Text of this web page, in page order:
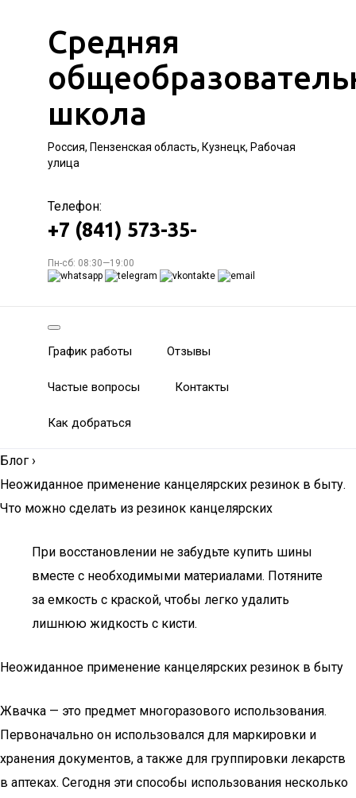
Средняя
школа
Россия, Пензенская область, Кузнецк, Рабочая
улица
Телефон:
+7 (841) 573-35-
Пн-сб: 08:30—19:00
График работы Отзывы
Частые вопросы Контакты
Как добраться
Блог ›
Неожиданное применение канцелярских резинок в быту.
Что можно сделать из резинок канцелярских
При восстановлении не забудьте купить шины
вместе с необходимыми материалами. Потяните
за емкость с краской, чтобы легко удалить
лишнюю жидкость с кисти.
Неожиданное применение канцелярских резинок в быту
Жвачка — это предмет многоразового использования.
Первоначально он использовался для маркировки и
хранения документов, а также для группировки лекарств
в аптеках. Сегодня эти способы использования несколько